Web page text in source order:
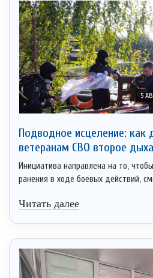
5
Подводное исцеление: как
ветеранам СВО второе
Инициатива направлена на то,
ранения в ходе боевых действий,
Читать далее